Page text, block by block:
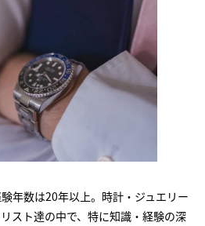
年数は20年以上。時計・ジュエリー
スト達の中で、特に知識・経験の深